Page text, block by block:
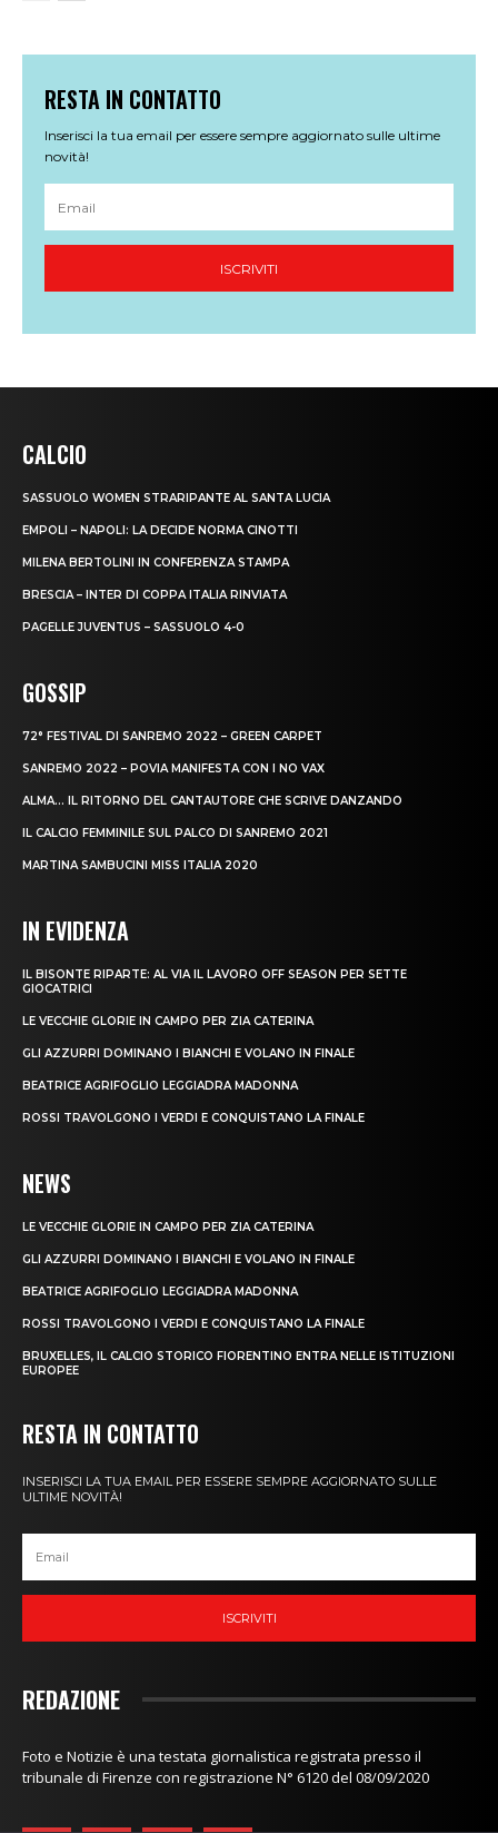
CALCIO
SASSUOLO WOMEN STRARIPANTE AL SANTA LUCIA
EMPOLI – NAPOLI: LA DECIDE NORMA CINOTTI
MILENA BERTOLINI IN CONFERENZA STAMPA
BRESCIA – INTER DI COPPA ITALIA RINVIATA
PAGELLE JUVENTUS – SASSUOLO 4-0
GOSSIP
72° FESTIVAL DI SANREMO 2022 – GREEN CARPET
SANREMO 2022 – POVIA MANIFESTA CON I NO VAX
ALMA… IL RITORNO DEL CANTAUTORE CHE SCRIVE DANZANDO
IL CALCIO FEMMINILE SUL PALCO DI SANREMO 2021
MARTINA SAMBUCINI MISS ITALIA 2020
IN EVIDENZA
IL BISONTE RIPARTE: AL VIA IL LAVORO OFF SEASON PER SETTE
GIOCATRICI
LE VECCHIE GLORIE IN CAMPO PER ZIA CATERINA
GLI AZZURRI DOMINANO I BIANCHI E VOLANO IN FINALE
BEATRICE AGRIFOGLIO LEGGIADRA MADONNA
ROSSI TRAVOLGONO I VERDI E CONQUISTANO LA FINALE
NEWS
LE VECCHIE GLORIE IN CAMPO PER ZIA CATERINA
GLI AZZURRI DOMINANO I BIANCHI E VOLANO IN FINALE
BEATRICE AGRIFOGLIO LEGGIADRA MADONNA
ROSSI TRAVOLGONO I VERDI E CONQUISTANO LA FINALE
BRUXELLES, IL CALCIO STORICO FIORENTINO ENTRA NELLE ISTITUZIONI
EUROPEE
RESTA IN CONTATTO
INSERISCI LA TUA EMAIL PER ESSERE SEMPRE AGGIORNATO SULLE
ULTIME NOVITÀ!
ISCRIVITI
REDAZIONE
Foto e Notizie è una testata giornalistica registrata presso il
tribunale di Firenze con registrazione N° 6120 del 08/09/2020